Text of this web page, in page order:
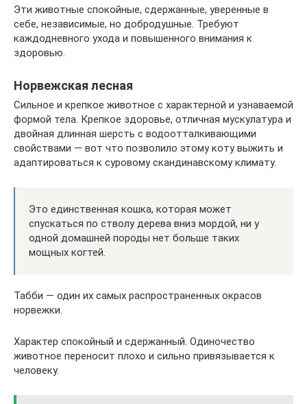
Эти животные спокойные, сдержанные, уверенные в
себе, независимые, но добродушные. Требуют
каждодневного ухода и повышенного внимания к
здоровью.
Норвежская лесная
Сильное и крепкое животное с характерной и узнаваемой
формой тела. Крепкое здоровье, отличная мускулатура и
двойная длинная шерсть с водоотталкивающими
свойствами — вот что позволило этому коту выжить и
адаптироваться к суровому скандинавскому климату.
Это единственная кошка, которая может
спускаться по стволу дерева вниз мордой, ни у
одной домашней породы нет больше таких
мощных когтей.
Табби — один их самых распространенных окрасов
норвежки.
Характер спокойный и сдержанный. Одиночество
животное переносит плохо и сильно привязывается к
человеку.